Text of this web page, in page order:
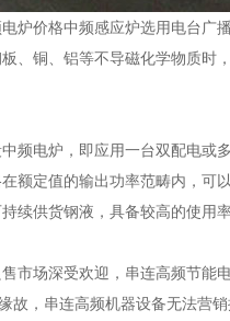
价格中频感应炉选用电台广
、铜、铝等不导磁化学物质时
电炉，即应用一台双配电或
额定值的输出功率范畴内，可
续供货钢液，具备较高的使用率
场深受欢迎，串连高频节能
，串连高频机器设备无法营销